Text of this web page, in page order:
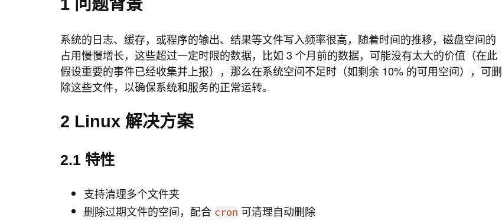
1 问题背景
系统的日志、缓存，或程序的输出、结果等文件写入频率很高，随着时间的推移，磁盘空间的
占用慢慢增长，这些超过一定时限的数据，比如 3 个月前的数据，可能没有太大的价值（在此
假设重要的事件已经收集并上报），那么在系统空间不足时（如剩余 10% 的可用空间），可删
除这些文件，以确保系统和服务的正常运转。
2 Linux 解决方案
2.1 特性
支持清理多个文件夹
删除过期文件的空间，配合 cron 可清理自动删除